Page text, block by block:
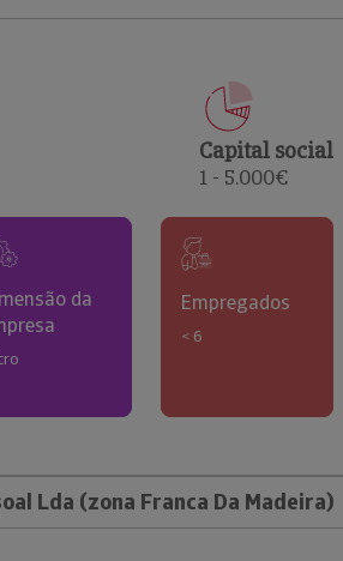
comerciais e analisar o risco de
Capital social
1 - 5.000€
da
Empregados
< 6
Lda (zona Franca Da Madeira)